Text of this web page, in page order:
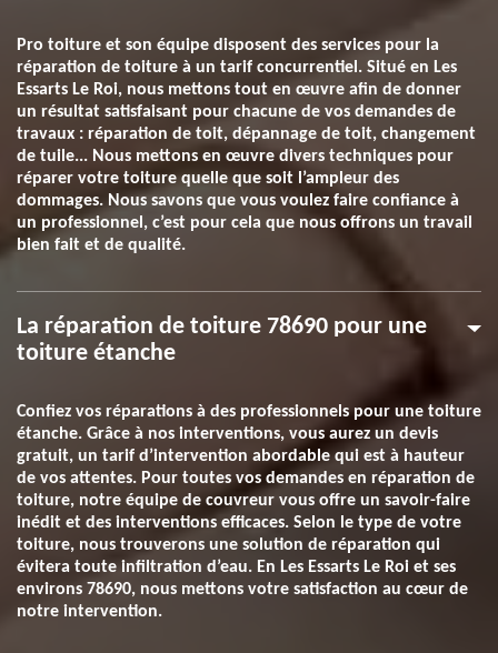
Pro toiture et son équipe disposent des services pour la
réparation de toiture à un tarif concurrentiel. Situé en Les
Essarts Le Roi, nous mettons tout en œuvre afin de donner
un résultat satisfaisant pour chacune de vos demandes de
travaux : réparation de toit, dépannage de toit, changement
de tuile... Nous mettons en œuvre divers techniques pour
réparer votre toiture quelle que soit l’ampleur des
dommages. Nous savons que vous voulez faire confiance à
un professionnel, c’est pour cela que nous offrons un travail
bien fait et de qualité.
La réparation de toiture 78690 pour une
toiture étanche
Confiez vos réparations à des professionnels pour une toiture
étanche. Grâce à nos interventions, vous aurez un devis
gratuit, un tarif d’intervention abordable qui est à hauteur
de vos attentes. Pour toutes vos demandes en réparation de
toiture, notre équipe de couvreur vous offre un savoir-faire
inédit et des interventions efficaces. Selon le type de votre
toiture, nous trouverons une solution de réparation qui
évitera toute infiltration d’eau. En Les Essarts Le Roi et ses
environs 78690, nous mettons votre satisfaction au cœur de
notre intervention.